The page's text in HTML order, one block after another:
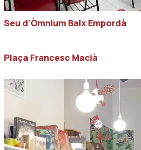
Seu d'Òmnium Baix Empordà
Plaça Francesc Macià